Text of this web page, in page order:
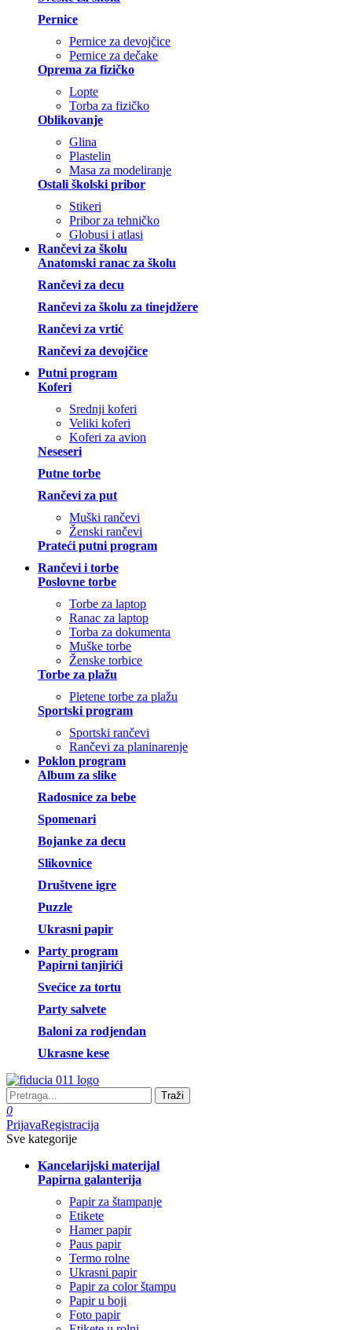
Pernice
Pernice za devojčice
Pernice za dečake
Oprema za fizičko
Lopte
Torba za fizičko
Oblikovanje
Glina
Plastelin
Masa za modeliranje
Ostali školski pribor
Stikeri
Pribor za tehničko
Globusi i atlasi
Rančevi za školu
Anatomski ranac za školu
Rančevi za decu
Rančevi za školu za tinejdžere
Rančevi za vrtić
Rančevi za devojčice
Putni program
Koferi
Srednji koferi
Veliki koferi
Koferi za avion
Neseseri
Putne torbe
Rančevi za put
Muški rančevi
Ženski rančevi
Prateći putni program
Rančevi i torbe
Poslovne torbe
Torbe za laptop
Ranac za laptop
Torba za dokumenta
Muške torbe
Ženske torbice
Torbe za plažu
Pletene torbe za plažu
Sportski program
Sportski rančevi
Rančevi za planinarenje
Poklon program
Album za slike
Radosnice za bebe
Spomenari
Bojanke za decu
Slikovnice
Društvene igre
Puzzle
Ukrasni papir
Party program
Papirni tanjirići
Svećice za tortu
Party salvete
Baloni za rodjendan
Ukrasne kese
Traži
0
PrijavaRegistracija
Sve kategorije
Kancelarijski materijal
Papirna galanterija
Papir za štampanje
Etikete
Hamer papir
Paus papir
Termo rolne
Ukrasni papir
Papir za color štampu
Papir u boji
Foto papir